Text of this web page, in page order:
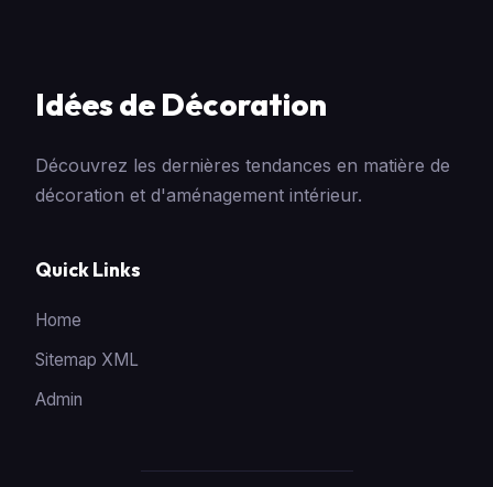
Idées de Décoration
Découvrez les dernières tendances en matière de
décoration et d'aménagement intérieur.
Quick Links
Home
Sitemap XML
Admin